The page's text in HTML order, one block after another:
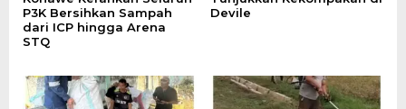
P3K Bersihkan Sampah
dari ICP hingga Arena
STQ
Devile